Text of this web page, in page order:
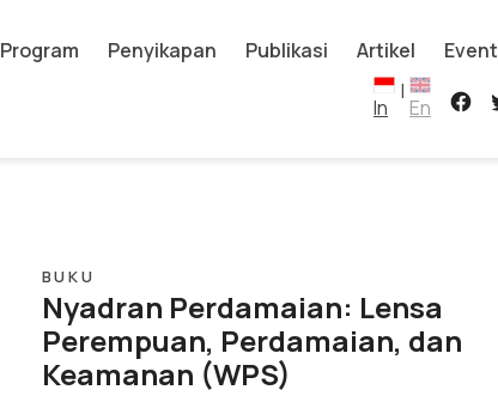
Program Penyikapan Publikasi Artikel Event
In
|
En
BUKU
Nyadran Perdamaian: Lensa
Perempuan, Perdamaian, dan
Keamanan (WPS)